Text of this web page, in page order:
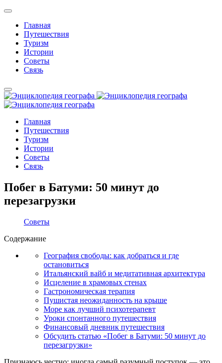
Главная
Путешествия
Туризм
Истории
Советы
Связь
Главная
Путешествия
Туризм
Истории
Советы
Связь
Побег в Батуми: 50 минут до
перезагрузки
Советы
Содержание
География свободы: как добраться и где
остановиться
Итальянский вайб и медитативная архитектура
Исцеление в храмовых стенах
Гастрономическая терапия
Пушистая неожиданность на крыше
Море как лучший психотерапевт
Уроки спонтанного путешествия
Финансовый дневник путешествия
Обсудить статью «Побег в Батуми: 50 минут до
перезагрузки»